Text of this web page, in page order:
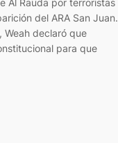
del ARA San Juan.
Weah declaró que
para que